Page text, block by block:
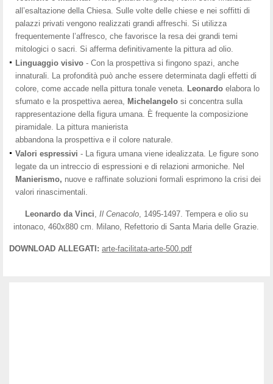
all’esaltazione della Chiesa. Sulle volte delle chiese e nei soffitti di
palazzi privati vengono realizzati grandi affreschi. Si utilizza
frequentemente l’affresco, che favorisce la resa dei grandi temi
mitologici o sacri. Si afferma definitivamente la pittura ad olio.
Linguaggio visivo - Con la prospettiva si fingono spazi, anche
innaturali. La profondità può anche essere determinata dagli effetti di
colore, come accade nella pittura tonale veneta. Leonardo elabora lo
sfumato e la prospettiva aerea, Michelangelo si concentra sulla
rappresentazione della figura umana. È frequente la composizione
piramidale. La pittura manierista
abbandona la prospettiva e il colore naturale.
Valori espressivi - La figura umana viene idealizzata. Le figure sono
legate da un intreccio di espressioni e di relazioni armoniche. Nel
Manierismo, nuove e raffinate soluzioni formali esprimono la crisi dei
valori rinascimentali.
Leonardo da Vinci, Il Cenacolo, 1495-1497. Tempera e olio su
intonaco, 460x880 cm. Milano, Refettorio di Santa Maria delle Grazie.
DOWNLOAD ALLEGATI: arte-facilitata-arte-500.pdf